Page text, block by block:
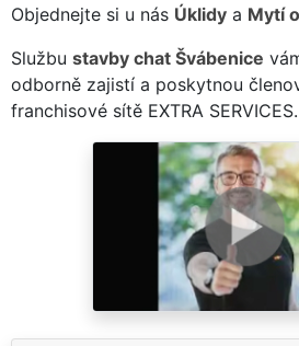
Objednejte si u nás Úklidy a Mytí
Službu stavby chat Švábenice
odborně zajistí a poskytnou
franchisové sítě EXTRA SERVICES.